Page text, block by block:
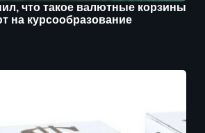
что такое валютные корзины
на курсообразование